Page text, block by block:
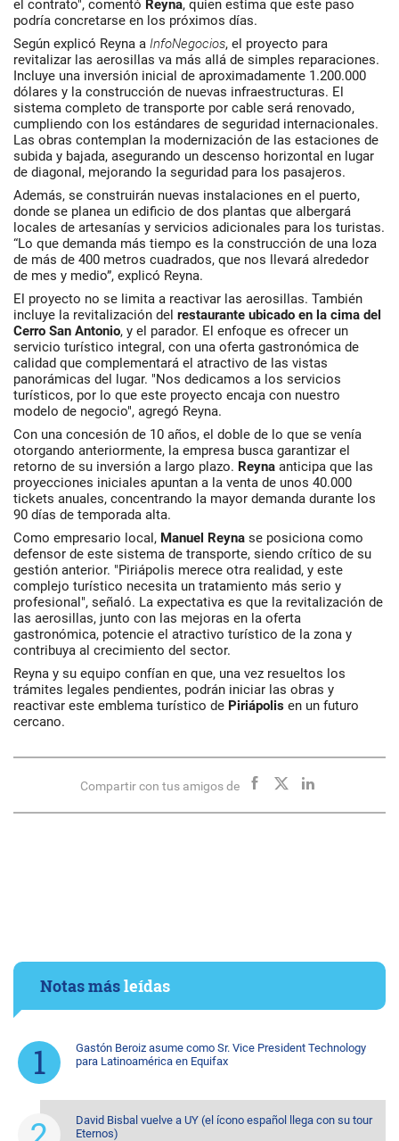
el contrato", comentó Reyna, quien estima que este paso
podría concretarse en los próximos días.
Según explicó Reyna a InfoNegocios, el proyecto para
revitalizar las aerosillas va más allá de simples reparaciones.
Incluye una inversión inicial de aproximadamente 1.200.000
dólares y la construcción de nuevas infraestructuras. El
sistema completo de transporte por cable será renovado,
cumpliendo con los estándares de seguridad internacionales.
Las obras contemplan la modernización de las estaciones de
subida y bajada, asegurando un descenso horizontal en lugar
de diagonal, mejorando la seguridad para los pasajeros.
Además, se construirán nuevas instalaciones en el puerto,
donde se planea un edificio de dos plantas que albergará
locales de artesanías y servicios adicionales para los turistas.
“Lo que demanda más tiempo es la construcción de una loza
de más de 400 metros cuadrados, que nos llevará alrededor
de mes y medio”, explicó Reyna.
El proyecto no se limita a reactivar las aerosillas. También
incluye la revitalización del restaurante ubicado en la cima del
Cerro San Antonio, y el parador. El enfoque es ofrecer un
servicio turístico integral, con una oferta gastronómica de
calidad que complementará el atractivo de las vistas
panorámicas del lugar. "Nos dedicamos a los servicios
turísticos, por lo que este proyecto encaja con nuestro
modelo de negocio", agregó Reyna.
Con una concesión de 10 años, el doble de lo que se venía
otorgando anteriormente, la empresa busca garantizar el
retorno de su inversión a largo plazo. Reyna anticipa que las
proyecciones iniciales apuntan a la venta de unos 40.000
tickets anuales, concentrando la mayor demanda durante los
90 días de temporada alta.
Como empresario local, Manuel Reyna se posiciona como
defensor de este sistema de transporte, siendo crítico de su
gestión anterior. "Piriápolis merece otra realidad, y este
complejo turístico necesita un tratamiento más serio y
profesional", señaló. La expectativa es que la revitalización de
las aerosillas, junto con las mejoras en la oferta
gastronómica, potencie el atractivo turístico de la zona y
contribuya al crecimiento del sector.
Reyna y su equipo confían en que, una vez resueltos los
trámites legales pendientes, podrán iniciar las obras y
reactivar este emblema turístico de Piriápolis en un futuro
cercano.
Compartir con tus amigos de
Notas másleídas
Gastón Beroiz asume como Sr. Vice President Technology
para Latinoamérica en Equifax
David Bisbal vuelve a UY (el ícono español llega con su tour
Eternos)